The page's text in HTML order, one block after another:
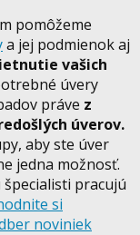
pomôžeme
a jej podmienok aj
vašich
úvery
práve z
úverov.
aby ste úver
jedna možnosť.
pracujú
si
noviniek